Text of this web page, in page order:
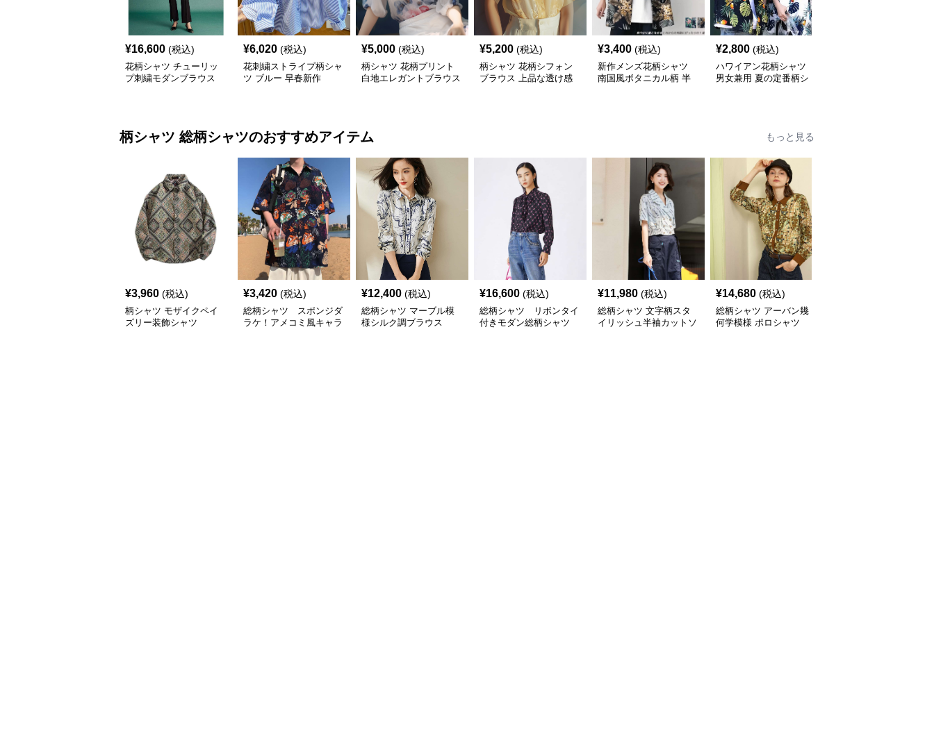
¥16,600 (税込)
花柄シャツ チューリッ
プ刺繍モダンブラウス
¥6,020 (税込)
花刺繍ストライプ柄シャ
ツ ブルー 早春新作
¥5,000 (税込)
柄シャツ 花柄プリント
白地エレガントブラウス
¥5,200 (税込)
柄シャツ 花柄シフォン
ブラウス 上品な透け感
¥3,400 (税込)
新作メンズ花柄シャツ
南国風ボタニカル柄 半
¥2,800 (税込)
ハワイアン花柄シャツ
男女兼用 夏の定番柄シ
柄シャツ 総柄シャツのおすすめアイテム もっと見る
¥3,960 (税込)
柄シャツ モザイクペイ
ズリー装飾シャツ
¥3,420 (税込)
総柄シャツ スポンジダ
ラケ！アメコミ風キャラ
¥12,400 (税込)
総柄シャツ マーブル模
様シルク調ブラウス
¥16,600 (税込)
総柄シャツ リボンタイ
付きモダン総柄シャツ
¥11,980 (税込)
総柄シャツ 文字柄スタ
イリッシュ半袖カットソ
¥14,680 (税込)
総柄シャツ アーバン幾
何学模様 ポロシャツ